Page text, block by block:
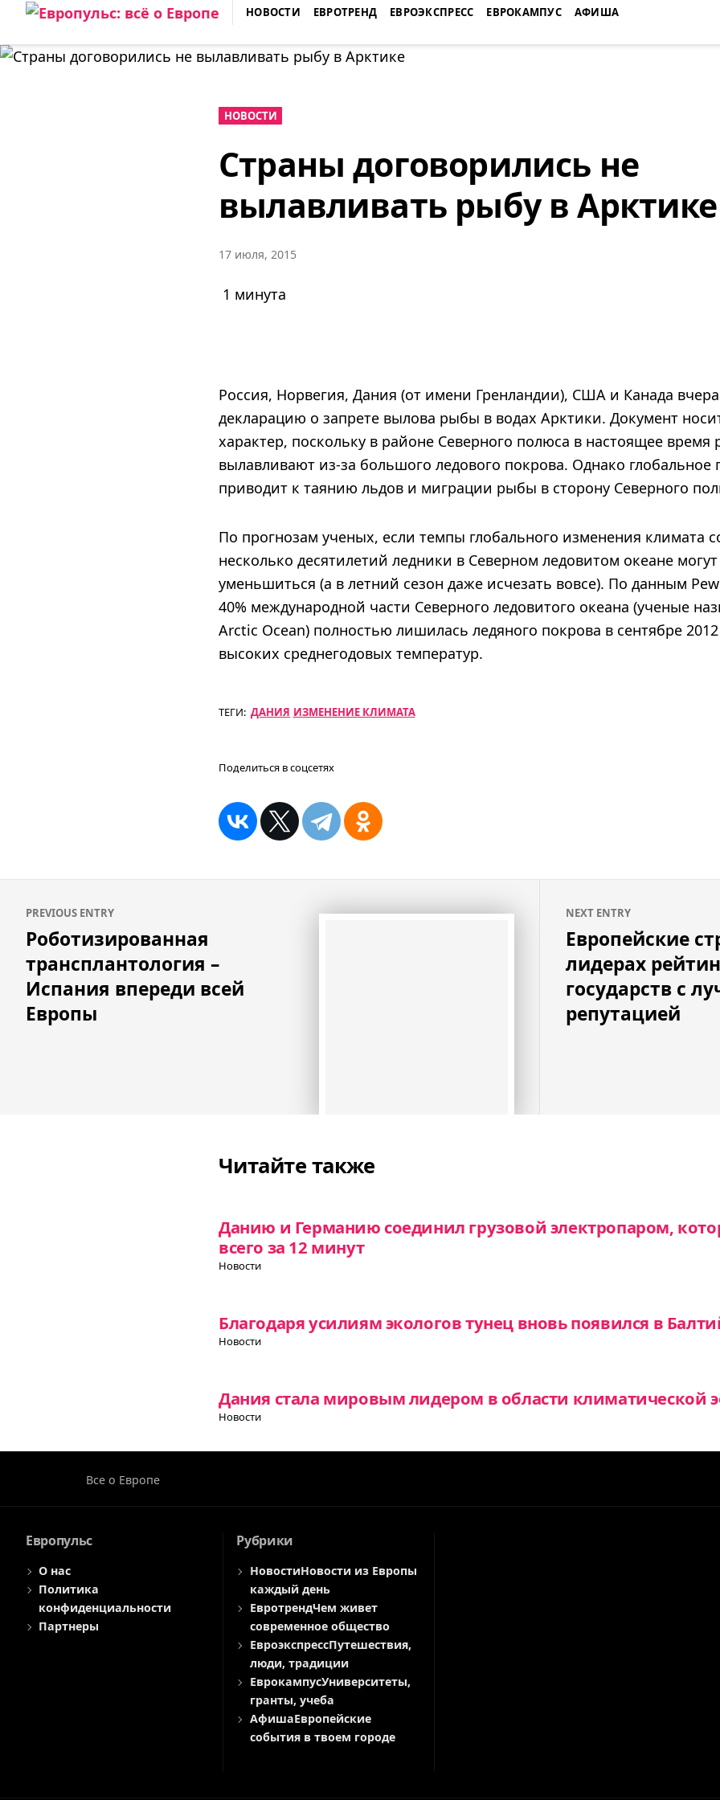
Skip
content
ЕВРОПУЛЬС: ВСЁ О ЕВРОПЕ
НОВОСТИ ЕВРОТРЕНД ЕВРОЭКСПРЕСС ЕВРОКАМПУС АФИША
НОВОСТИ
Страны договорились не
вылавливать рыбу в Арктике
17 июля, 2015
1 минута
Россия, Норвегия, Дания (от имени Гренландии), США и Канада
декларацию о запрете вылова рыбы в водах Арктики. Документ
характер, поскольку в районе Северного полюса в настоящее время
вылавливают из-за большого ледового покрова. Однако глобальное
приводит к таянию льдов и миграции рыбы в сторону Северного
По прогнозам ученых, если темпы глобального изменения климата
несколько десятилетий ледники в Северном ледовитом океане
уменьшиться (а в летний сезон даже исчезать вовсе). По данным Pew
40% международной части Северного ледовитого океана (ученые
Arctic Ocean) полностью лишилась ледяного покрова в сентябре
высоких среднегодовых температур.
ТЕГИ: ДАНИЯ ИЗМЕНЕНИЕ КЛИМАТА
Поделиться в соцсетях
по
записям
PREVIOUS ENTRY
Роботизированная
трансплантология –
Испания впереди всей
Европы
NEXT ENTRY
Европейские
лидерах
государств с
репутацией
Читайте также
Данию и Германию соединил грузовой электропаром,
всего за 12 минут
Новости
Благодаря усилиям экологов тунец вновь появился в
Новости
Дания стала мировым лидером в области климатической
Новости
Все о Европе
Европульс
О нас
Политика
конфиденциальности
Партнеры
Рубрики
НовостиНовости из Европы
каждый день
ЕвротрендЧем живет
современное общество
ЕвроэкспрессПутешествия,
люди, традиции
ЕврокампусУниверситеты,
гранты, учеба
АфишаЕвропейские
события в твоем городе